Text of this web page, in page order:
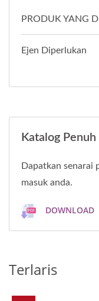
PRODUK YANG
Ejen Diperlukan
Katalog
Dapatkan senarai
masuk anda.
DOWNLOAD
Terlaris